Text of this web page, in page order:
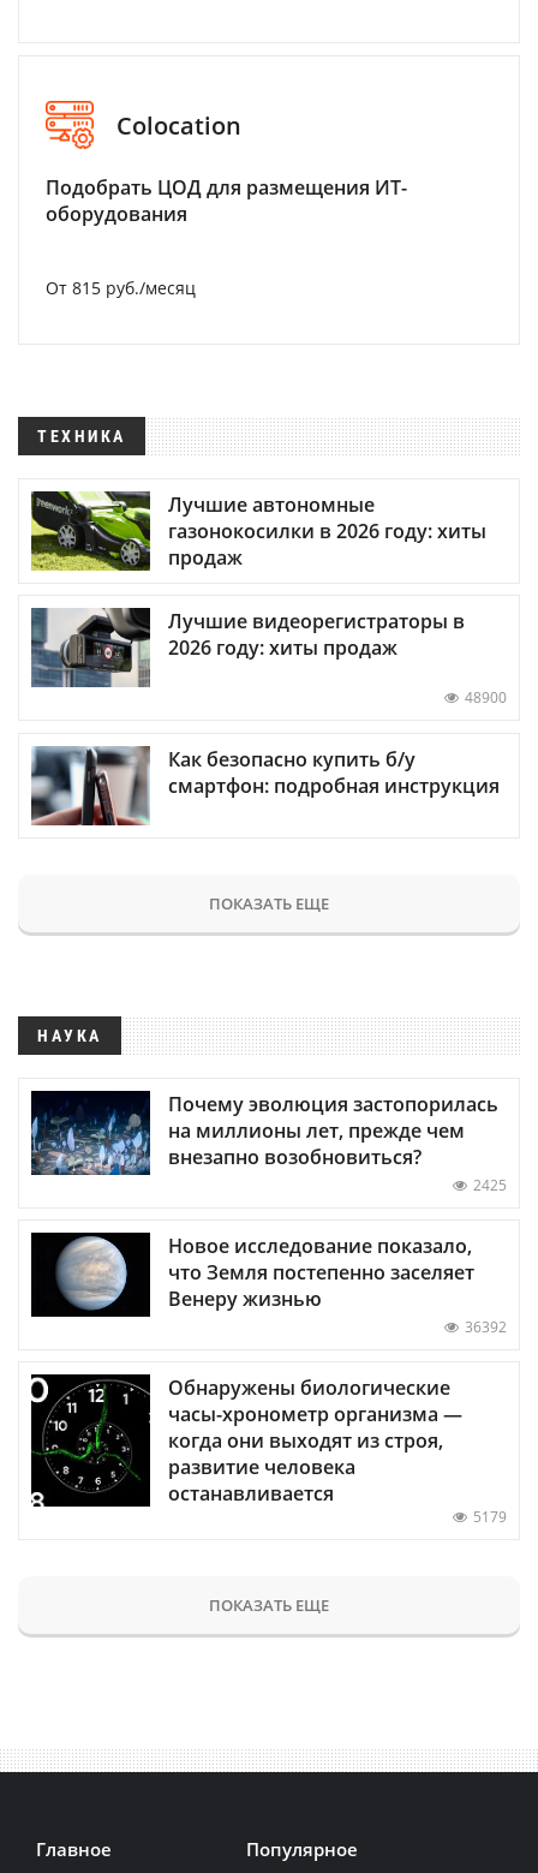
Colocation
Подобрать ЦОД для размещения ИТ-
оборудования
От 815 руб./месяц
ТЕХНИКА
Лучшие автономные
газонокосилки в 2026 году: хиты
продаж
Лучшие видеорегистраторы в
2026 году: хиты продаж
48900
Как безопасно купить б/у
смартфон: подробная инструкция
ПОКАЗАТЬ ЕЩЕ
НАУКА
Почему эволюция застопорилась
на миллионы лет, прежде чем
внезапно возобновиться?
2425
Новое исследование показало,
что Земля постепенно заселяет
Венеру жизнью
36392
Обнаружены биологические
часы-хронометр организма —
когда они выходят из строя,
развитие человека
останавливается
5179
ПОКАЗАТЬ ЕЩЕ
Главное Популярное